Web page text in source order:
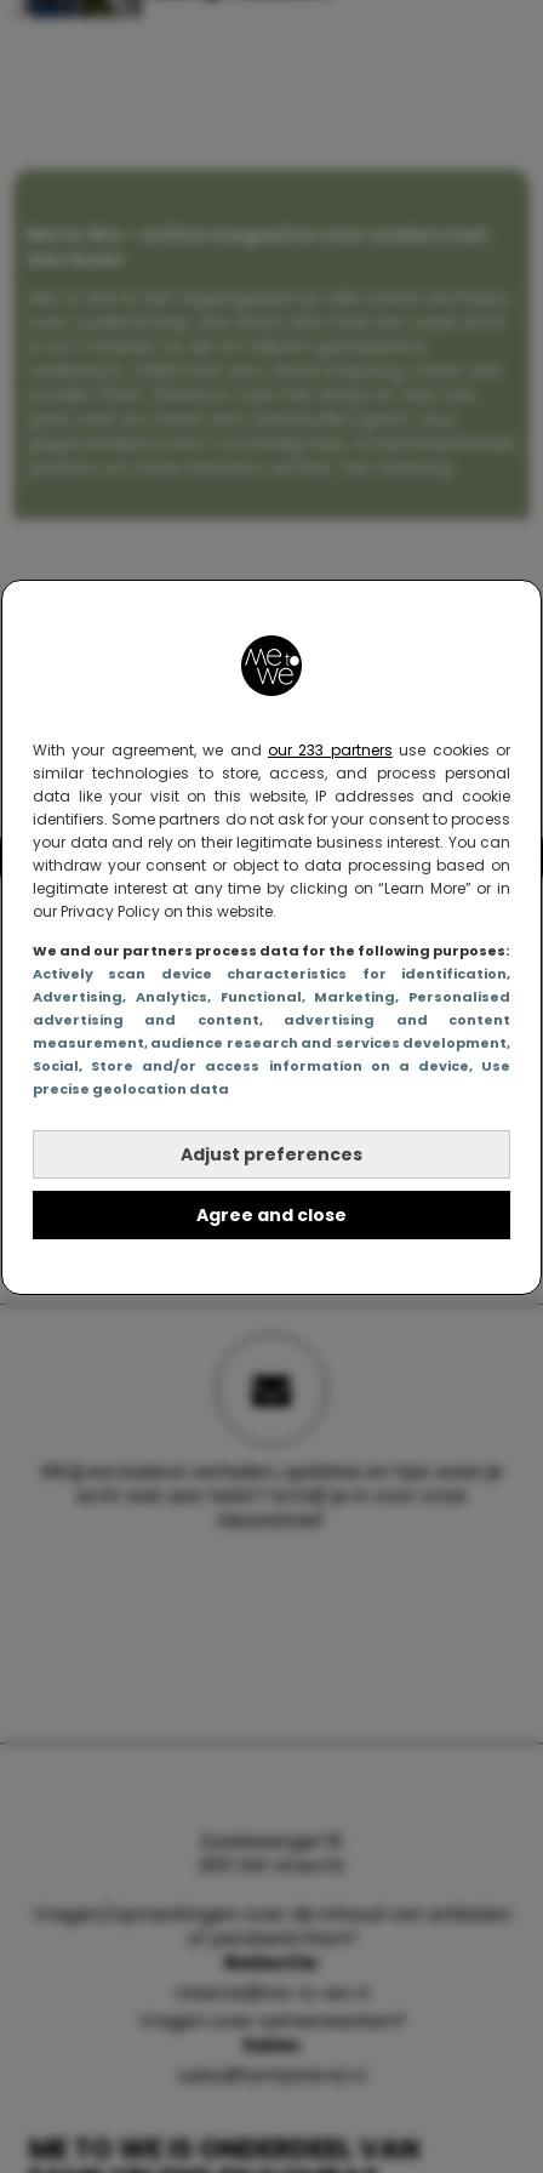
With your agreement, we and our 233 partners use cookies or
similar technologies to store, access, and process personal
data like your visit on this website, IP addresses and cookie
identifiers. Some partners do not ask for your consent to process
your data and rely on their legitimate business interest. You can
withdraw your consent or object to data processing based on
legitimate interest at any time by clicking on “Learn More” or in
our Privacy Policy on this website.
We and our partners process data for the following purposes:
Actively scan device characteristics for identification,
Advertising, Analytics, Functional, Marketing, Personalised
advertising and content, advertising and content
measurement, audience research and services development,
Social, Store and/or access information on a device, Use
precise geolocation data
Adjust preferences
Agree and close
Me to We – online magazine voor ouders met
Wil jij exclusieve verhalen, updates en tips waar je
echt wat aan hebt? Schrijf je in voor onze
nieuwsbrief.
ME TO WE IS ONDERDEEL VAN
Daalsesingel 51
3511 SW Utrecht
Vragen/opmerkingen over de inhoud van artikelen
of persberichten?
Redactie:
redactie@me-to-we.nl
Vragen over samenwerken?
Sales:
sales@familyblend.nl